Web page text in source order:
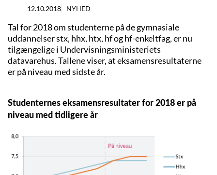
12.10.2018 NYHED
Tal for 2018 om studenterne på de gymnasiale
uddannelser stx, hhx, htx, hf og hf-enkeltfag, er nu
tilgængelige i Undervisningsministeriets
datavarehus. Tallene viser, at eksamensresultaterne
er på niveau med sidste år.
Studenternes eksamensresultater for 2018 er på
niveau med tidligere år